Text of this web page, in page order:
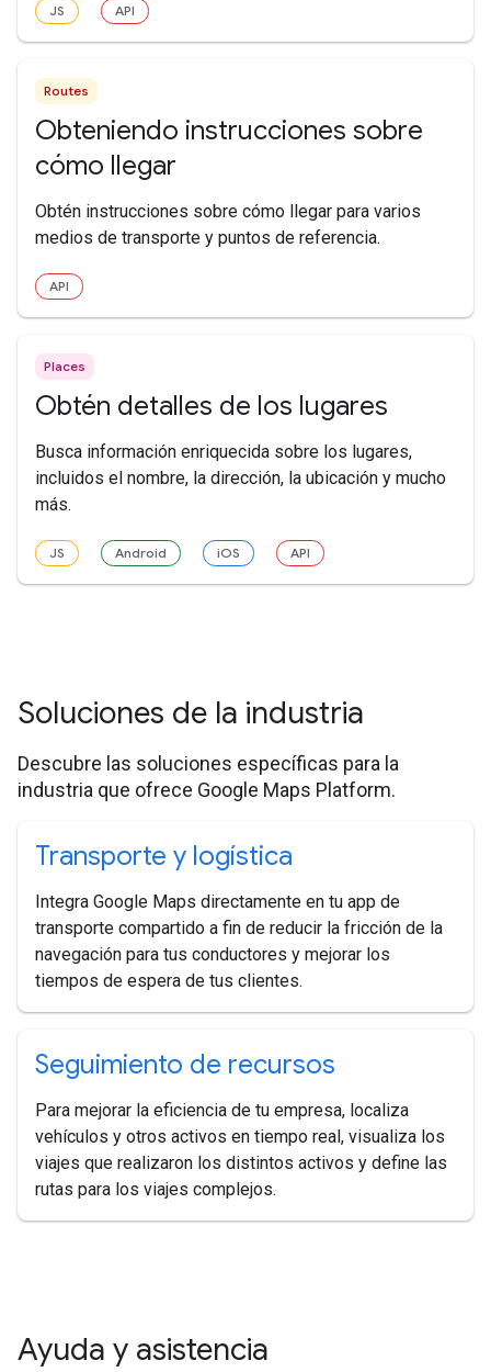
JS API
Routes
Obteniendo instrucciones sobre
cómo llegar
Obtén instrucciones sobre cómo llegar para varios
medios de transporte y puntos de referencia.
API
Places
Obtén detalles de los lugares
Busca información enriquecida sobre los lugares,
incluidos el nombre, la dirección, la ubicación y mucho
más.
JS Android iOS API
Soluciones de la industria
Descubre las soluciones específicas para la
industria que ofrece Google Maps Platform.
Transporte y logística
Integra Google Maps directamente en tu app de
transporte compartido a fin de reducir la fricción de la
navegación para tus conductores y mejorar los
tiempos de espera de tus clientes.
Seguimiento de recursos
Para mejorar la eficiencia de tu empresa, localiza
vehículos y otros activos en tiempo real, visualiza los
viajes que realizaron los distintos activos y define las
rutas para los viajes complejos.
Ayuda y asistencia